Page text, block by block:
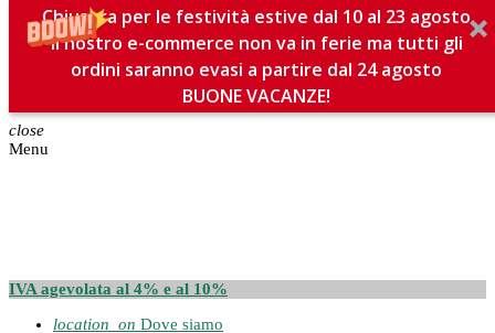
Chiusura per le festività estive dal 10 al 23 agosto
Il nostro e-commerce non va in ferie ma tutti gli
ordini saranno evasi a partire dal 24 agosto
BUONE VACANZE!
close
Menu
IVA agevolata al 4% e al 10%
location_on Dove siamo